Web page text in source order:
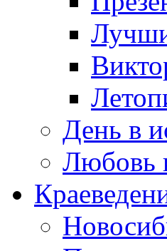
День в
Любовь